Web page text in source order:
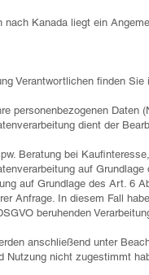
Kanada liegt ein
Verantwortlichen finden
personenbezogenen Daten
dient der
Beratung bei
auf
auf Grundlage des Art. 6
Anfrage. In diesem Fall
beruhenden
anschließend unter
Nutzung nicht zugestimmt